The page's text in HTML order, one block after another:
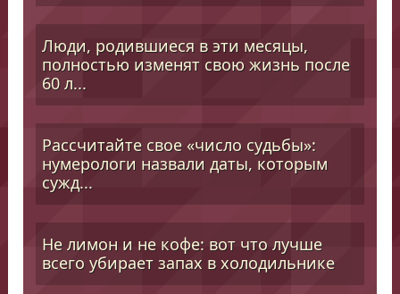
Люди, родившиеся в эти месяцы,
полностью изменят свою жизнь после
60 л...
Рассчитайте свое «число судьбы»:
нумерологи назвали даты, которым
сужд...
Не лимон и не кофе: вот что лучше
всего убирает запах в холодильнике